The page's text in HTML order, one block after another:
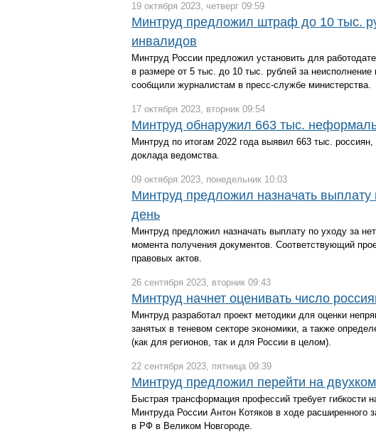
19 октября 2023, четверг 09:59
Минтруд предложил штраф до 10 тыс.
инвалидов
Минтруд России предложил установить для
в размере от 5 тыс. до 10 тыс. рублей за
сообщили журналистам в пресс-службе министерства.
17 октября 2023, вторник 09:54
Минтруд обнаружил 663 тыс.
Минтруд по итогам 2022 года выявил 663 тыс.
доклада ведомства.
09 октября 2023, понедельник 10:03
Минтруд предложил назначать
день
Минтруд предложил назначать выплату по уходу за
момента получения документов. Соответствующий
правовых актов.
26 сентября 2023, вторник 09:43
Минтруд начнет оценивать число
Минтруд разработал проект методики для оценки
занятых в теневом секторе экономики, а также
(как для регионов, так и для России в целом).
22 сентября 2023, пятница 09:39
Минтруд предложил перейти на
Быстрая трансформация профессий требует гибкости
Минтруда России Антон Котяков в ходе расширенного
в РФ в Великом Новгороде.